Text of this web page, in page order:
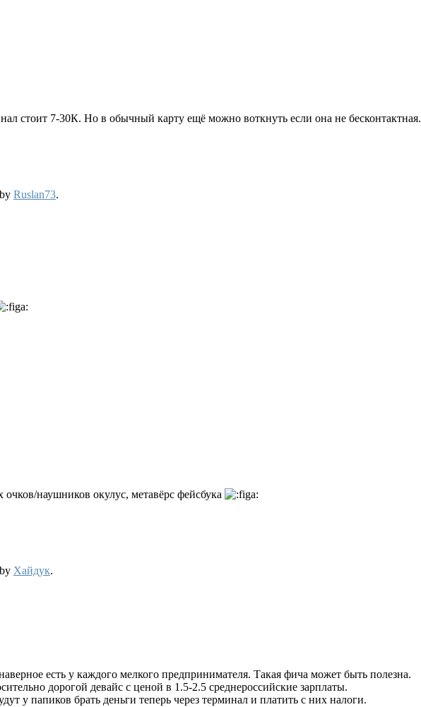
стоит 7-30К. Но в обычный карту ещё можно воткнуть если она не бесконтактная.
Ruslan73.
наушников окулус, метавёрс фейсбука
Хайдук.
есть у каждого мелкого предпринимателя. Такая фича может быть полезна.
дорогой девайс с ценой в 1.5-2.5 среднероссийские зарплаты.
у папиков брать деньги теперь через терминал и платить с них налоги.